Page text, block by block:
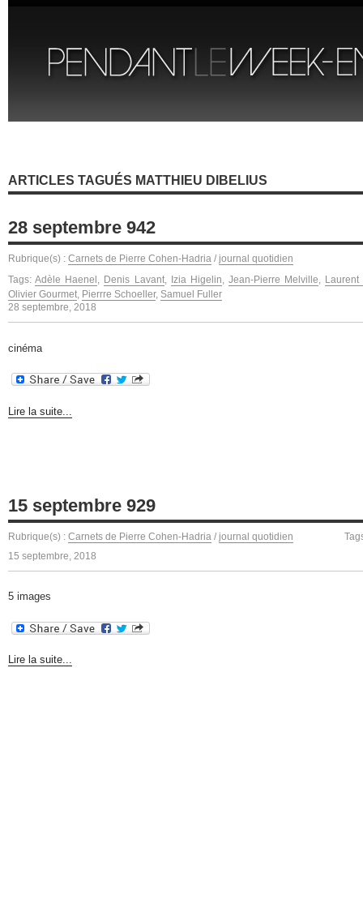
ARTICLES TAGUÉS MATTHIEU DIBELIUS
28 septembre 942
Rubrique(s) : Carnets de Pierre Cohen-Hadria / journal quotidien
Tags:Adèle Haenel , Denis Lavant, Izia Higelin,Jean-Pierre Melville, Laurent
Olivier Gourmet, Pierrre Schoeller, Samuel Fuller
28 septembre, 2018
cinéma
Lire la suite...
15 septembre 929
Rubrique(s) : Carnets de Pierre Cohen-Hadria / journal quotidien
15 septembre, 2018
5 images
Lire la suite...